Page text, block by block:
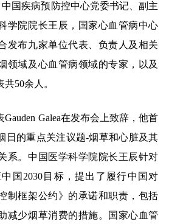
中国疾病预防控中心党委书记、副主
学院院长王辰，国家心血管病中心
发布九家单位代表、负责人及相关
领域及心血管病领域的专家，以及
共50余人。
Gauden Galea在发布会上致辞，他首
日的重点关注议题-烟草和心脏及其
系。中国医学科学院院长王辰针对
国 2030 目标，提出了履行中国对
制框架公约》的承诺和职责，包括
减少烟草消费的措施。国家心血管